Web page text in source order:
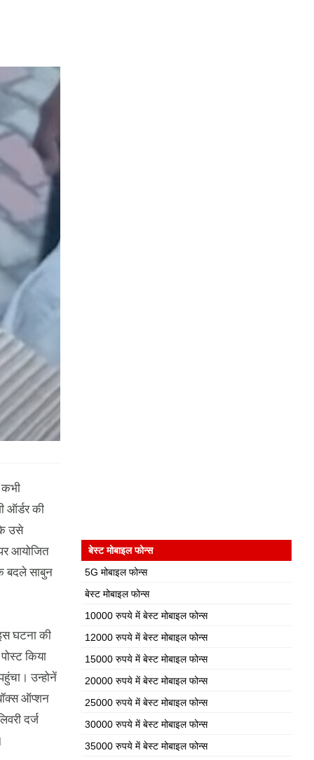
कभी
ऑर्डर की
उसे
आयोजित
बदले साबुन
घटना की
किया
उन्होनें
ऑप्शन
दर्ज
बेस्ट मोबाइल फोन्स
5G मोबाइल फोन्स
बेस्ट मोबाइल फोन्स
10000 रुपये में बेस्ट मोबाइल फोन्स
12000 रुपये में बेस्ट मोबाइल फोन्स
15000 रुपये में बेस्ट मोबाइल फोन्स
20000 रुपये में बेस्ट मोबाइल फोन्स
25000 रुपये में बेस्ट मोबाइल फोन्स
30000 रुपये में बेस्ट मोबाइल फोन्स
35000 रुपये में बेस्ट मोबाइल फोन्स